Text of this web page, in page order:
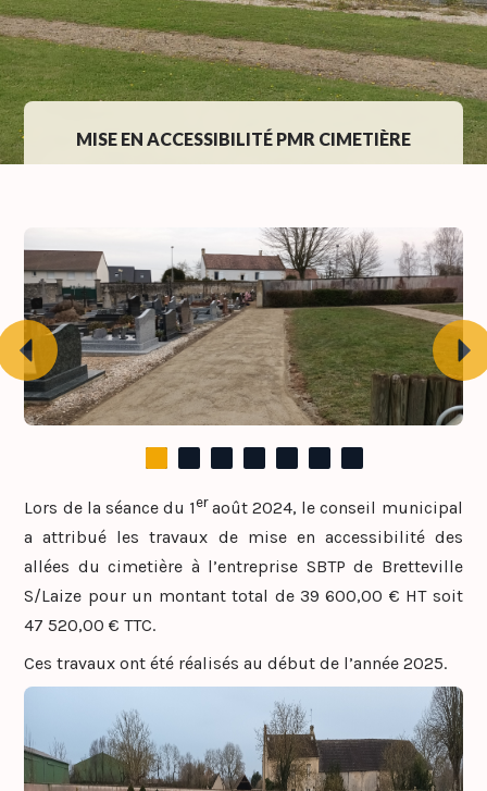
MISE EN ACCESSIBILITÉ PMR CIMETIÈRE
Lors de la séance du 1 eraoût 2024, le conseil municipal
a attribué les travaux de mise en accessibilité des
allées du cimetière à l’entreprise SBTP de Bretteville
S/Laize pour un montant total de 39 600,00 € HT soit
47 520,00 € TTC.
Ces travaux ont été réalisés au début de l’année 2025.